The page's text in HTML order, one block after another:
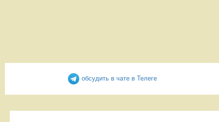
обсудить в чате в Телеге